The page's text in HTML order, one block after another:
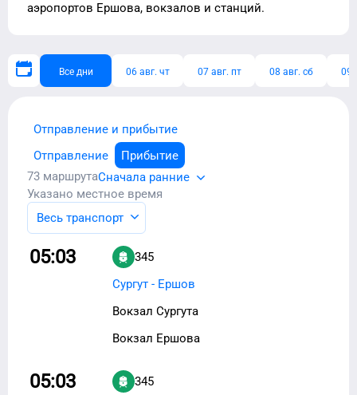
аэропортов Ершова, вокзалов и станций.
Все дни 06 авг. чт 07 авг. пт 08 авг. сб 09
Отправление и прибытие
Отправление
Прибытие
73 маршрутаСначала ранние
Указано местное время
Весь транспорт
05:03
345
Сургут - Ершов
Вокзал Сургута
Вокзал Ершова
05:03
345